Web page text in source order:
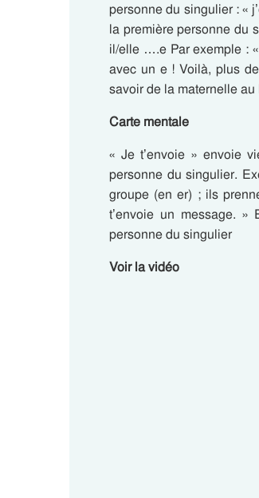
personne du singulier : «
la première personne du
il/elle ….e Par exemple : «
avec un e ! Voilà, plus
savoir de la maternelle au
Carte mentale
« Je t’envoie » envoie
personne du singulier.
groupe (en er) ; ils
t’envoie un message.
personne du singulier
Voir la vidéo